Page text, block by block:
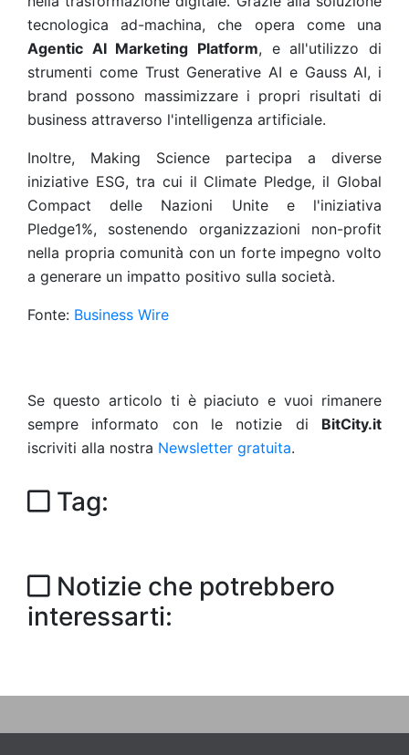
tecnologica ad-machina, che opera come una
Agentic AI Marketing Platform, e all'utilizzo di
strumenti come Trust Generative AI e Gauss AI, i
brand possono massimizzare i propri risultati di
business attraverso l'intelligenza artificiale.
Inoltre, Making Science partecipa a diverse
iniziative ESG, tra cui il Climate Pledge, il Global
Compact delle Nazioni Unite e l'iniziativa
Pledge1%, sostenendo organizzazioni non-profit
nella propria comunità con un forte impegno volto
a generare un impatto positivo sulla società.
Fonte: Business Wire
Se questo articolo ti è piaciuto e vuoi rimanere
sempre informato con le notizie di BitCity.it
iscriviti alla nostra Newsletter gratuita.
Tag:
Notizie che potrebbero
interessarti: